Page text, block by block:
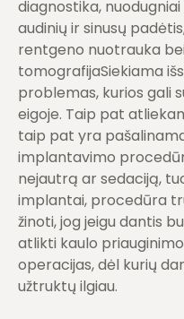
diagnostika,
audinių ir sinusų
rentgeno nuotrauka
tomografijaSiekiama
problemas, kurios gali
eigoje. Taip pat
taip pat yra
implantavimo
nejautrą ar sedaciją,
implantai, procedūra
žinoti, jog jeigu dantis
atlikti kaulo
operacijas, dėl kurių
užtruktų ilgiau.